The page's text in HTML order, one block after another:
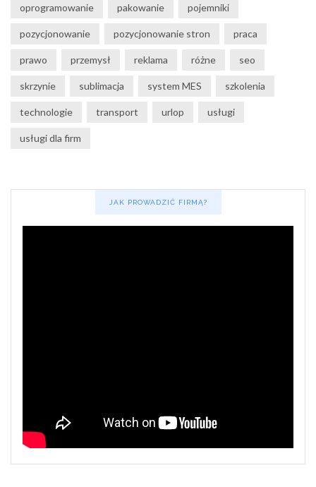
oprogramowanie pakowanie pojemniki
pozycjonowanie pozycjonowanie stron praca
prawo przemysł reklama różne seo
skrzynie sublimacja system MES szkolenia
technologie transport urlop usługi
usługi dla firm
JAK PROWADZIĆ FIRMĄ?